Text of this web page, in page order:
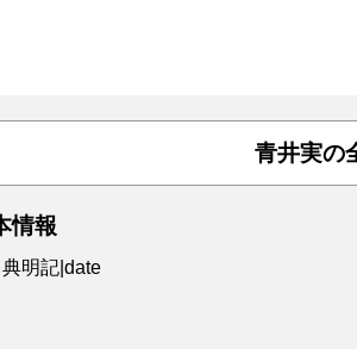
青井実の
情報
明記|date